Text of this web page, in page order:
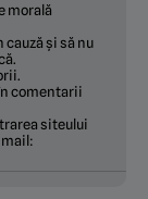
morală
și să nu
comentarii
siteului